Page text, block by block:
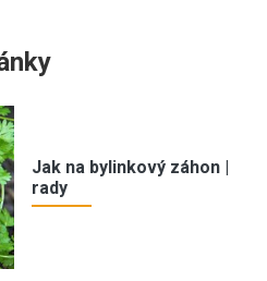
Jak na bylinkový záhon |
rady